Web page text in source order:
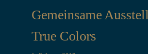
Gemeinsame
True Colors